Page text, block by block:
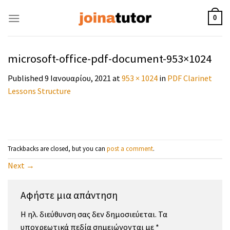
0
microsoft-office-pdf-document-953×1024
Published9 Ιανουαρίου, 2021 at953 × 1024 in PDF Clarinet
Lessons Structure
Trackbacks are closed, but you can post a comment.
Next →
Αφήστε μια απάντηση
Η ηλ. διεύθυνση σας δεν δημοσιεύεται. Τα
υποχρεωτικά πεδία σημειώνονται με *